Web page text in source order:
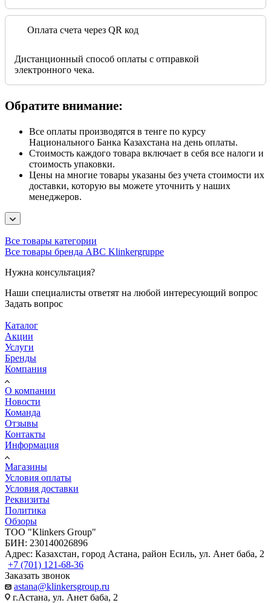
Оплата счета через QR код
Дистанционный способ оплаты с отправкой
электронного чека.
Обратите внимание:
Все оплаты производятся в тенге по курсу
Национального Банка Казахстана на день оплаты.
Стоимость каждого товара включает в себя все налоги и
стоимость упаковки.
Цены на многие товары указаны без учета стоимости их
доставки, которую вы можете уточнить у наших
менеджеров.
Все товары категории
Все товары бренда ABC Klinkergruppe
Нужна консультация?
Наши специалисты ответят на любой интересующий вопрос
Задать вопрос
Каталог
Акции
Услуги
Бренды
Компания
О компании
Новости
Команда
Отзывы
Контакты
Информация
Магазины
Условия оплаты
Условия доставки
Реквизиты
Политика
Обзоры
TOO "Klinkers Group"
БИН: 230140026896
Адрес: Казахстан, город Астана, район Есиль, ул. Анет баба, 2
+7 (701) 121-68-36
Заказать звонок
astana@klinkersgroup.ru
г.Астана, ул. Анет баба, 2